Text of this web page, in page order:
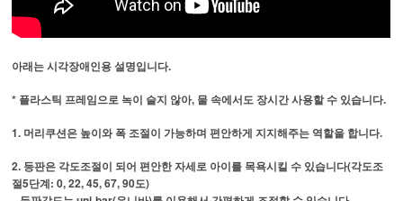
아래는 시각장애인용 설명입니다.
* 플라스틱 프레임으로 녹이 슬지 않아, 물 속에서도 장시간 사용할 수 있습니다.
1. 머리쿠션은 높이와 폭 조절이 가능하며 편안하게 지지해주는 역할을 합니다.
2. 등판은 각도조절이 되어 편안한 자세로 아이를 목욕시킬 수 있습니다(각도조
절5단계: 0, 22, 45, 67, 90도)